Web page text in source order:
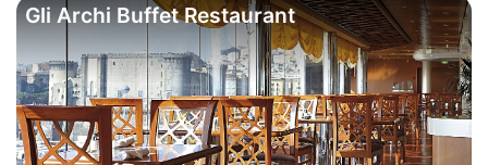
Gli Archi Buffet Restaurant